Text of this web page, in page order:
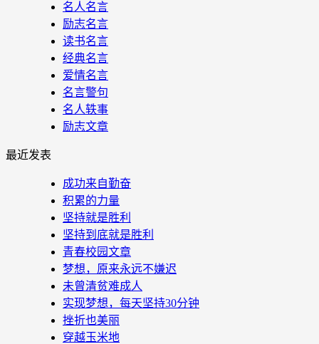
名人名言
励志名言
读书名言
经典名言
爱情名言
名言警句
名人轶事
励志文章
最近发表
成功来自勤奋
积累的力量
坚持就是胜利
坚持到底就是胜利
青春校园文章
梦想，原来永远不嫌迟
未曾清贫难成人
实现梦想，每天坚持30分钟
挫折也美丽
穿越玉米地